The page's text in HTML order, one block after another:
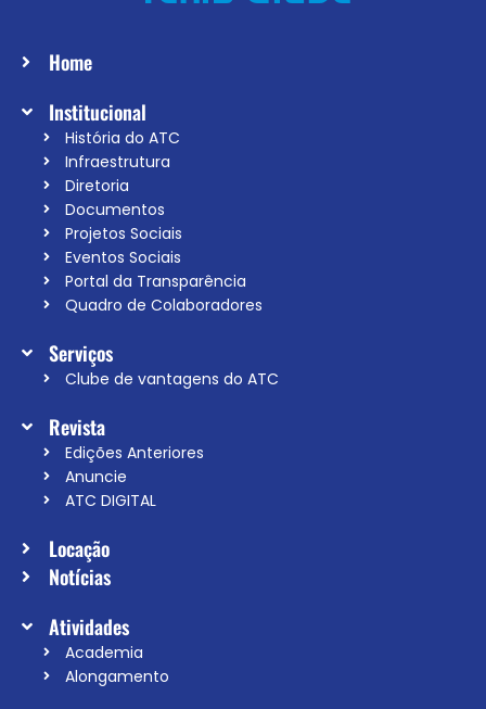
Home
Institucional
História do ATC
Infraestrutura
Diretoria
Documentos
Projetos Sociais
Eventos Sociais
Portal da Transparência
Quadro de Colaboradores
Serviços
Clube de vantagens do ATC
Revista
Edições Anteriores
Anuncie
ATC DIGITAL
Locação
Notícias
Atividades
Academia
Alongamento